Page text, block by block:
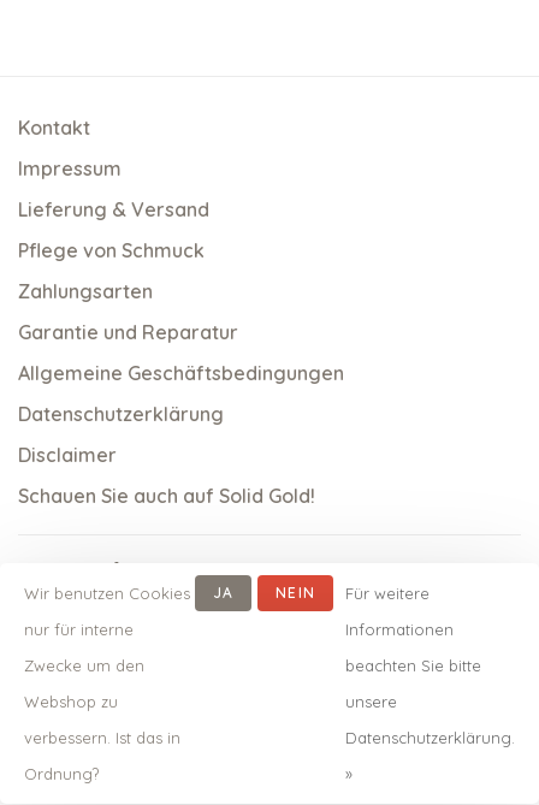
Kontakt
Impressum
Lieferung & Versand
Pflege von Schmuck
Zahlungsarten
Garantie und Reparatur
Allgemeine Geschäftsbedingungen
Datenschutzerklärung
Disclaimer
Schauen Sie auch auf Solid Gold!
© Copyright 2026 qoss.nl
by Huysmans.me
Wir benutzen Cookies
nur für interne
Zwecke um den
Webshop zu
verbessern. Ist das in
Ordnung?
JA NEIN
Für weitere
Informationen
beachten Sie bitte
unsere
Datenschutzerklärung.
»